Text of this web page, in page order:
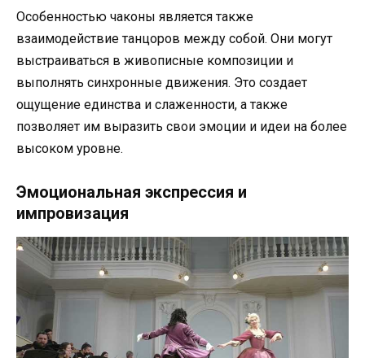
Особенностью чаконы является также
взаимодействие танцоров между собой. Они могут
выстраиваться в живописные композиции и
выполнять синхронные движения. Это создает
ощущение единства и слаженности, а также
позволяет им выразить свои эмоции и идеи на более
высоком уровне.
Эмоциональная экспрессия и
импровизация